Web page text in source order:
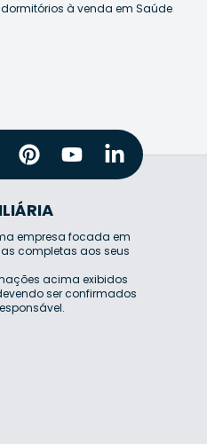
à venda em Saúde
empresa focada em
completas aos seus
acima exibidos
ser confirmados